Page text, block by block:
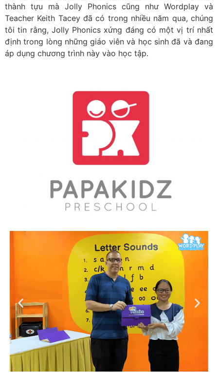
thành tựu mà Jolly Phonics cũng như Wordplay và
Teacher Keith Tacey đã có trong nhiều năm qua, chúng
tôi tin rằng, Jolly Phonics xứng đáng có một vị trí nhất
định trong lòng những giáo viên và học sinh đã và đang
áp dụng chương trình này vào học tập.